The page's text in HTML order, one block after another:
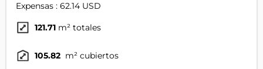
Expensas : 62.14 USD
121.71 m² totales
105.82 m² cubiertos